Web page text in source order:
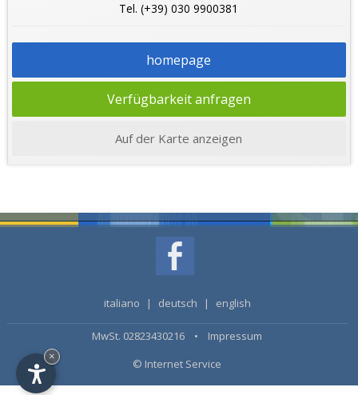
Tel. (+39) 030 9900381
homepage
Verfügbarkeit anfragen
Auf der Karte anzeigen
italiano | deutsch | english
MwSt. 02823430216 • Impressum
© Internet Service
×